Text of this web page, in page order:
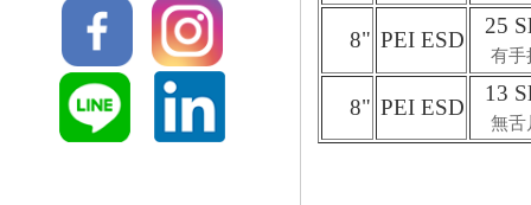
8" PEI ESD
25
有手
8" PEI ESD
13
無舌